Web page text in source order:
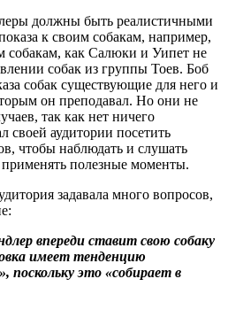
должны быть реалистичными
к своим собакам, например,
собакам, как Салюки и Уипет не
собак из группы Тоев. Боб
собак существующие для него и
он преподавал. Но они не
так как нет ничего
своей аудитории посетить
чтобы наблюдать и слушать
полезные моменты.
задавала много вопросов,
впереди ставит свою собаку
имеет тенденцию
поскольку это «собирает в